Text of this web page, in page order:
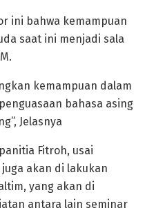
ini bahwa kemampuan
saat ini menjadi sala
kemampuan dalam
bahasa asing
Jelasnya
Fitroh, usai
akan di lakukan
yang akan di
antara lain seminar